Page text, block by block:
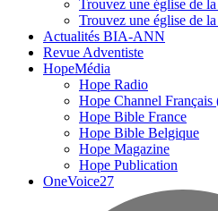
Trouvez une église de
Trouvez une église de
Actualités BIA-ANN
Revue Adventiste
HopeMédia
Hope Radio
Hope Channel
Hope Bible France
Hope Bible Belgique
Hope Magazine
Hope Publication
OneVoice27